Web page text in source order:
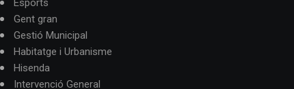
Esports
Gent gran
Gestió Municipal
Habitatge i Urbanisme
Hisenda
Intervenció General